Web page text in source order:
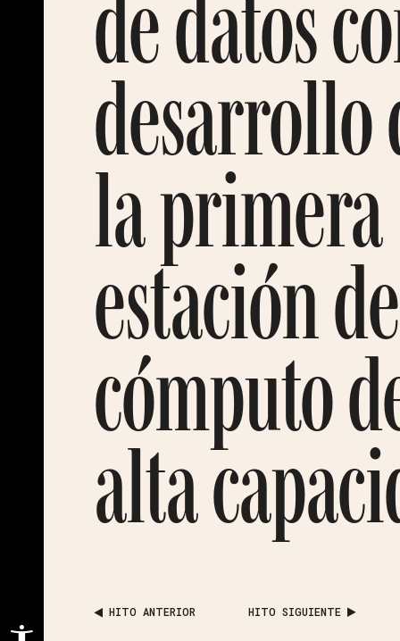
de datos
desarrollo
la primera
estación de
cómputo
alta
HITO ANTERIOR HITO SIGUIENTE